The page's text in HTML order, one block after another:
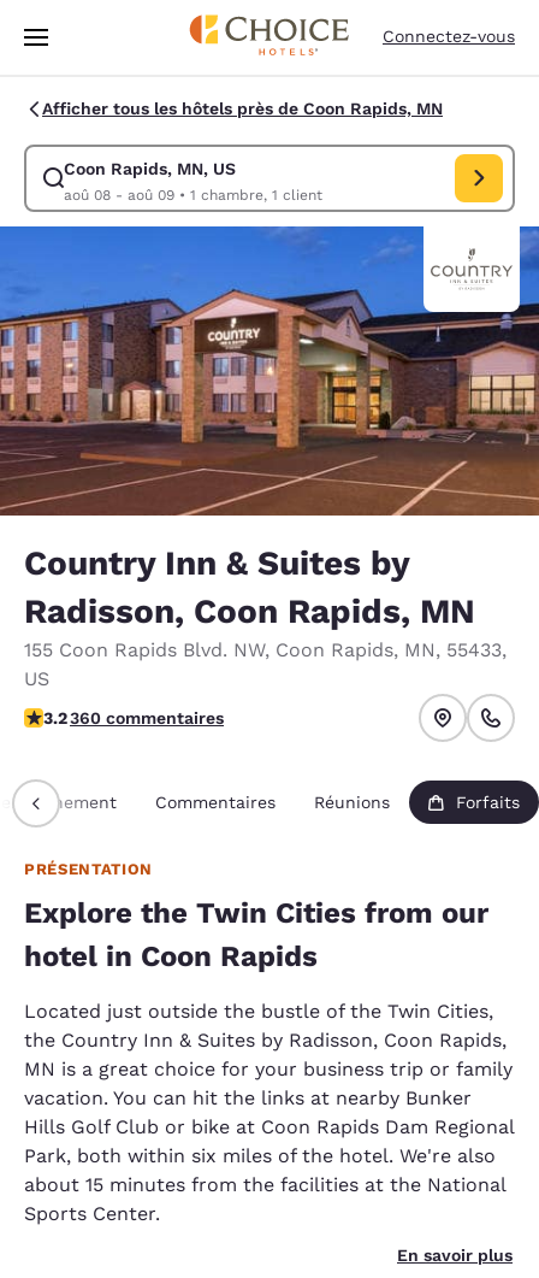
Passer à Contenu Principal
Connectez-vous
Afficher tous les hôtels près de Coon Rapids, MN
Coon Rapids, MN, US
aoû 08 - aoû 09• 1 chambre, 1 client
Modifiez la recherche pour Coon Rapids, MN, US. Date d’arrivée aoû
Country Inn & Suites by
Radisson, Coon Rapids, MN
155 Coon Rapids Blvd. NW, Coon Rapids, MN, 55433,
US
3.16 étoiles. Bien.
3.2360 commentaires
Commentaires Réunions Forfaits
PRÉSENTATION
Explore the Twin Cities from our
hotel in Coon Rapids
Located just outside the bustle of the Twin Cities,
the Country Inn & Suites by Radisson, Coon Rapids,
MN is a great choice for your business trip or family
vacation. You can hit the links at nearby Bunker
Hills Golf Club or bike at Coon Rapids Dam Regional
Park, both within six miles of the hotel. We're also
about 15 minutes from the facilities at the National
Sports Center.
En savoir plus